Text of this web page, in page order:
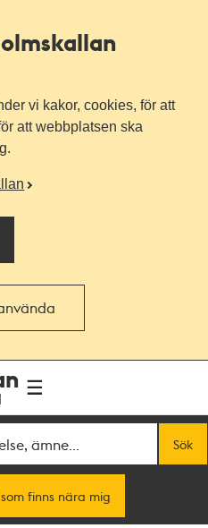
vi kakor, cookies, för att
att webbplatsen ska
Sök
finns nära mig